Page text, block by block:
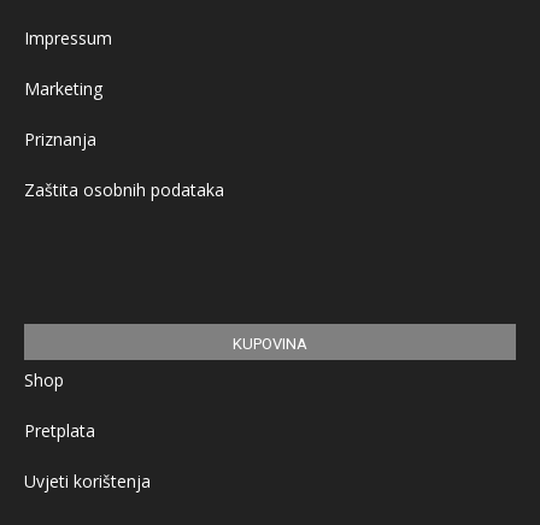
Impressum
Marketing
Priznanja
Zaštita osobnih podataka
KUPOVINA
Shop
Pretplata
Uvjeti korištenja